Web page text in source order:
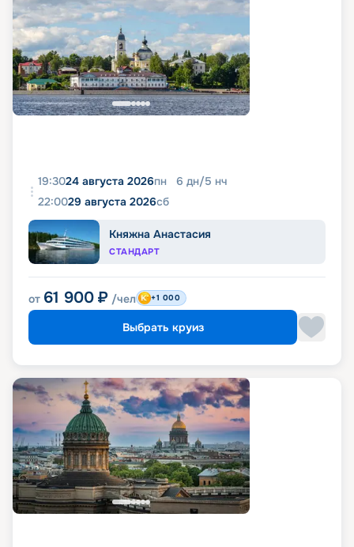
19:3024 августа 2026пн 6 дн/5 нч
22:0029 августа 2026сб
Княжна Анастасия
СТАНДАРТ
от 61 900 ₽ /чел +1 000
Выбрать круиз